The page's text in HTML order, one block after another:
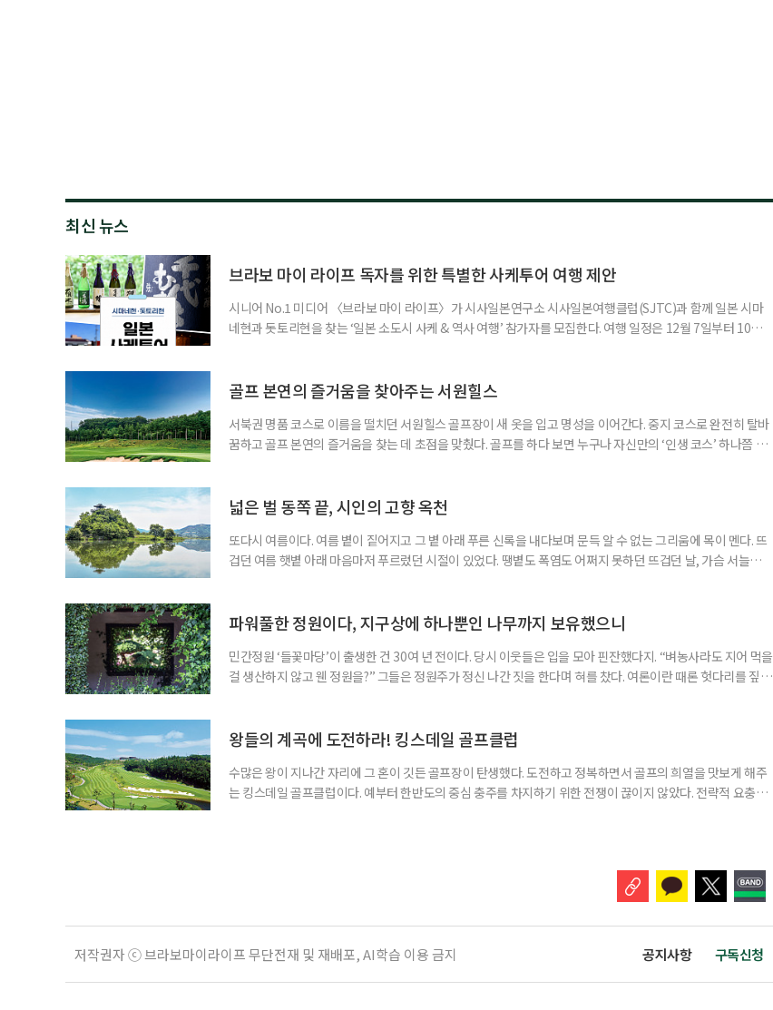
최신 뉴스
브라보 마이 라이프 독자를 위한 특별한 사케투어 여행 제안
시니어 No.1 미디어 〈브라보 마이 라이프〉가 시사일본연구소 시사일본여행클럽(SJTC)과 함께 일본 시마
네현과 돗토리현을 찾는 ‘일본 소도시 사케 & 역사 여행’ 참가자를 모집한다. 여행 일정은 12월 7일부터 10일
그치지 않고 술이 만들어지는 공간과 지역의 역사, 생활문화를 하나의 여정으로 연결했다. 첫날에는 에어서
골프 본연의 즐거움을 찾아주는 서원힐스
서북권 명품 코스로 이름을 떨치던 서원힐스 골프장이 새 옷을 입고 명성을 이어간다. 중지 코스로 완전히 탈바
꿈하고 골프 본연의 즐거움을 찾는 데 초점을 맞췄다. 골프를 하다 보면 누구나 자신만의 ‘인생 코스’ 하나쯤 마
장이다. 경기도 파주에 위치한 서원힐스는 330만 5785㎡(약 100만 평) 규모의 서원밸리 컨트
넓은 벌 동쪽 끝, 시인의 고향 옥천
또다시 여름이다. 여름 볕이 짙어지고 그 볕 아래 푸른 신록을 내다보며 문득 알 수 없는 그리움에 목이 멘다. 뜨
겁던 여름 햇볕 아래 마음마저 푸르렀던 시절이 있었다. 땡볕도 폭염도 어쩌지 못하던 뜨겁던 날, 가슴 서늘하게
그 물결을 거스르며 달리면 양옆으로 펼쳐지는 포플러 가로수가 줄지어 맞는다. 온유하기만 한 향
파워풀한 정원이다, 지구상에 하나뿐인 나무까지 보유했으니
민간정원 ‘들꽃마당’이 출생한 건 30여 년 전이다. 당시 이웃들은 입을 모아 핀잔했다지. “벼농사라도 지어 먹을
걸 생산하지 않고 웬 정원을?” 그들은 정원주가 정신 나간 짓을 한다며 혀를 찼다. 여론이란 때론 헛다리를 짚는
겪는 곳도 있다. ‘들꽃마당’은 잔잔한 수면 위를 미끄러지듯이 나아가는 배처럼 경쾌하게
왕들의 계곡에 도전하라! 킹스데일 골프클럽
수많은 왕이 지나간 자리에 그 혼이 깃든 골프장이 탄생했다. 도전하고 정복하면서 골프의 희열을 맛보게 해주
는 킹스데일 골프클럽이다. 예부터 한반도의 중심 충주를 차지하기 위한 전쟁이 끊이지 않았다. 전략적 요충지
저작권자 ⓒ 브라보마이라이프 무단전재 및 재배포, AI학습 이용 금지 공지사항 구독신청